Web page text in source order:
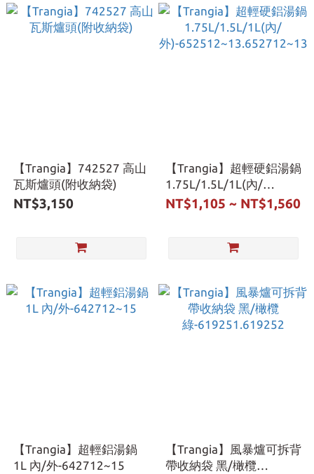
【Trangia】742527 高山
瓦斯爐頭(附收納袋)
NT$3,150
【Trangia】超輕硬鋁湯鍋
1.75L/1.5L/1L(內/
外)-652512~13.652712~13
NT$1,105 ~ NT$1,560
【Trangia】超輕鋁湯鍋
1L 內/外-642712~15
【Trangia】風暴爐可拆背
帶收納袋 黑/橄欖